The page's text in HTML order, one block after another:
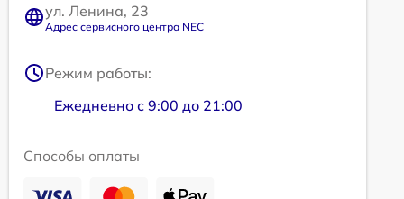
ул. Ленина, 23
Адрес сервисного центра NEC
Режим работы:
Ежедневно с 9:00 до 21:00
Способы оплаты